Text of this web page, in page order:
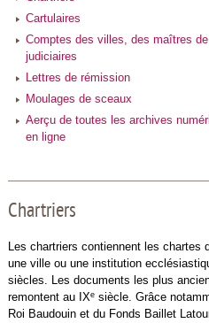
Cartulaires
Comptes des villes, des maîtres
judiciaires
Lettres de rémission
Moulages de sceaux
Aerçu de toutes les archives
en ligne
Chartriers
Les chartriers contiennent les chartes
une ville ou une institution
siècles. Les documents les plus
remontent au IXesiècle. Grâce
Roi Baudouin et du Fonds Baillet